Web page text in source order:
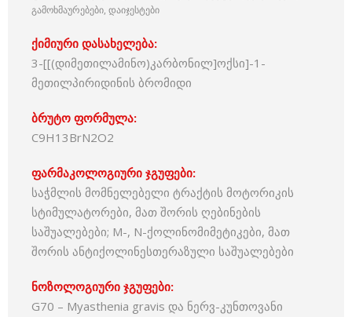
გამოხმაურებები, დაიჯესტები
ქიმიური დასახელება:
3-[[(დიმეთილამინო)კარბონილ]ოქსი]-1-
მეთილპირიდინის ბრომიდი
ბრუტო ფორმულა:
C9H13BrN2O2
ფარმაკოლოგიური ჯგუფები:
საჭმლის მომნელებელი ტრაქტის მოტორიკის
სტიმულატორები, მათ შორის ღებინების
საშუალებები; M-, N-ქოლინომიმეტიკები, მათ
შორის ანტიქოლინესთერაზული საშუალებები
ნოზოლოგიური ჯგუფები:
G70 – Myasthenia gravis და ნერვ-კუნთოვანი